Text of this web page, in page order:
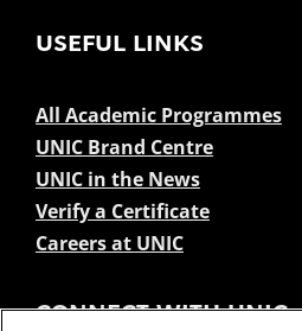
USEFUL LINKS
All Academic Programmes
UNIC Brand Centre
UNIC in the News
Verify a Certificate
Careers at UNIC
CONNECT WITH UNIC